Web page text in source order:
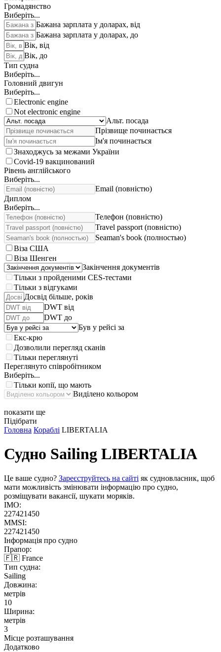
Громадянство
Виберіть...
Бажана зарплата у доларах, від
Бажана зарплата у доларах, до
Вік, від
Вік, до
Тип судна
Виберіть...
Головний двигун
Виберіть...
Electronic engine
Not electronic engine
Альт. посада
Прізвище починається
Ім'я починається
Знаходжусь за межами України
Covid-19 вакцинований
Рівень англійського
Виберіть...
Email (повністю)
Диплом
Виберіть...
Телефон (повністю)
Travel passport (повністю)
Seaman's book (полностью)
Віза США
Віза Шенген
Закінчення документів
Тільки з пройденими CES-тестами
Тільки з відгуками
Досвід більше, років
DWT від
DWT до
Був у рейсі за
Екс-крю
Дозволили перегляд сканів
Тільки переглянуті
Переглянуто співробітником
Виберіть...
Тільки копії, що мають
Виділено кольором
показати ще
Підібрати
Головна Кораблі LIBERTALIA
Судно Sailing LIBERTALIA
Це ваше судно? Зареєструйтесь на сайті як судновласник, щоб
мати можливість змінювати інформацію про судно,
розміщувати вакансії, шукати моряків.
IMO:
227421450
MMSI:
227421450
Інформація про судно
Прапор:
🇫🇷 France
Тип судна:
Sailing
Довжина:
метрів
10
Ширина:
метрів
3
Місце розташування
Додатково